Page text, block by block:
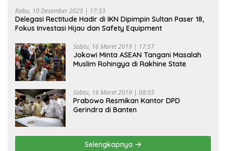
Rabu, 10 Desember 2025 | 17:33
Delegasi Rectitude Hadir di IKN Dipimpin Sultan Paser 18,
Fokus Investasi Hijau dan Safety Equipment
Sabtu, 16 Maret 2019 | 17:57
Jokowi Minta ASEAN Tangani Masalah
Muslim Rohingya di Rakhine State
Sabtu, 16 Maret 2019 | 08:55
Prabowo Resmikan Kantor DPD
Gerindra di Banten
Selengkapnya